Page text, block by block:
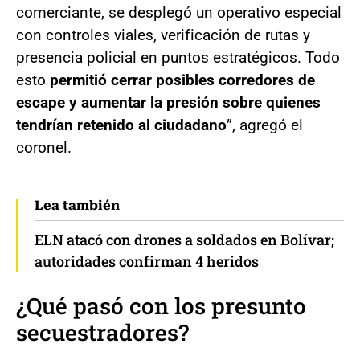
comerciante, se desplegó un operativo especial
con controles viales, verificación de rutas y
presencia policial en puntos estratégicos. Todo
esto permitió cerrar posibles corredores de
escape y aumentar la presión sobre quienes
tendrían retenido al ciudadano”, agregó el
coronel.
Lea también
ELN atacó con drones a soldados en Bolívar;
autoridades confirman 4 heridos
¿Qué pasó con los presunto
secuestradores?